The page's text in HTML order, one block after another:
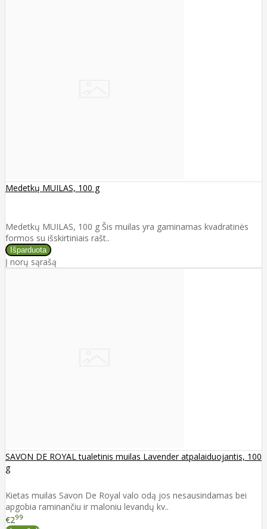
Medetkų MUILAS, 100 g
Medetkų MUILAS, 100 g Šis muilas yra gaminamas kvadratinės
formos su išskirtiniais rašt..
Į norų sąrašą
SAVON DE ROYAL tualetinis muilas Lavender atpalaiduojantis, 100
g
Kietas muilas Savon De Royal valo odą jos nesausindamas bei
apgobia raminančiu ir maloniu levandų kv..
€299